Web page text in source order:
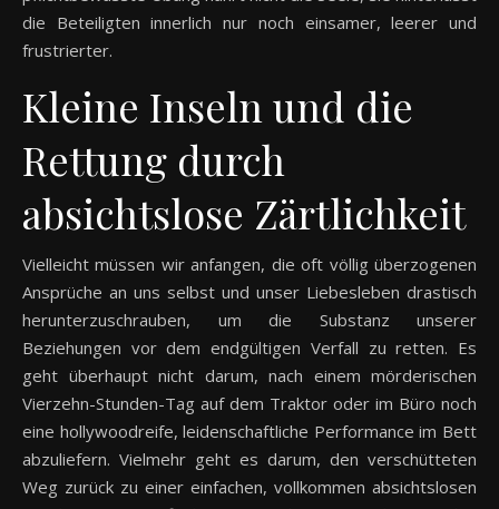
die Beteiligten innerlich nur noch einsamer, leerer und
frustrierter.
Kleine Inseln und die
Rettung durch
absichtslose Zärtlichkeit
Vielleicht müssen wir anfangen, die oft völlig überzogenen
Ansprüche an uns selbst und unser Liebesleben drastisch
herunterzuschrauben, um die Substanz unserer
Beziehungen vor dem endgültigen Verfall zu retten. Es
geht überhaupt nicht darum, nach einem mörderischen
Vierzehn-Stunden-Tag auf dem Traktor oder im Büro noch
eine hollywoodreife, leidenschaftliche Performance im Bett
abzuliefern. Vielmehr geht es darum, den verschütteten
Weg zurück zu einer einfachen, vollkommen absichtslosen